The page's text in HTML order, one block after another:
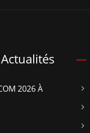
2026 À